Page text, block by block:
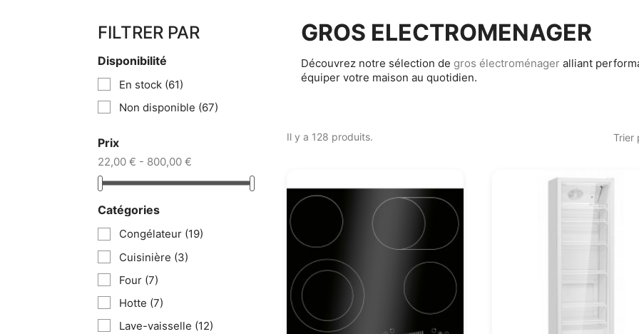
FILTRER PAR
Disponibilité
En stock (61)
Non disponible (67)
Prix
22,00 € - 800,00 €
Catégories
Congélateur (19)
Cuisinière (3)
Four (7)
Hotte (7)
Lave-vaisselle (12)
GROS ELECTROMENAGER
Découvrez notre sélection de gros électroménager alliant
équiper votre maison au quotidien.
Il y a 128 produits. Trier